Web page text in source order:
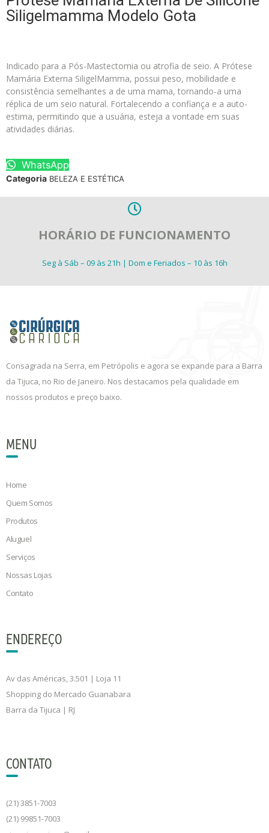
Siligelmamma Modelo Gota
Indicado para a Pós-Mastectomia ou atrofia de seio. A Prótese
Mamária Externa SiligelMamma, possui peso, mobilidade e
consistência semelhantes a de uma mama, tornando-a uma
réplica de um seio natural. Fortalecendo a confiança e a auto-
estima, permitindo que a usuária, esteja a vontade em suas
atividades diárias.
WhatsApp
Categoria BELEZA E ESTÉTICA
HORÁRIO DE FUNCIONAMENTO
Seg à Sáb – 09 às 21h | Dom e Feriados – 10 às 16h
Consagrada na Serra, em Petrópolis e agora se expande para a Barra
da Tijuca, no Rio de Janeiro. Nos destacamos pela qualidade em
nossos produtos e preço baixo.
MENU
Home
Quem Somos
Produtos
Aluguel
Serviços
Nossas Lojas
Contato
ENDEREÇO
Av das Américas, 3.501 | Loja 11
Shopping do Mercado Guanabara
Barra da Tijuca | RJ
CONTATO
(21) 3851-7003
(21) 99851-7003